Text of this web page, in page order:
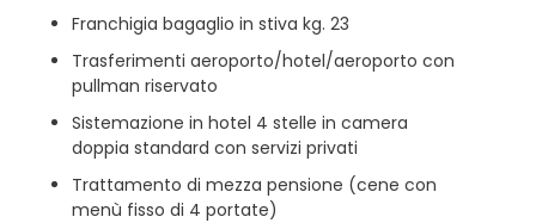
Franchigia bagaglio in stiva kg. 23
Trasferimenti aeroporto/hotel/aeroporto con
pullman riservato
Sistemazione in hotel 4 stelle in camera
doppia standard con servizi privati
Trattamento di mezza pensione (cene con
menù fisso di 4 portate)